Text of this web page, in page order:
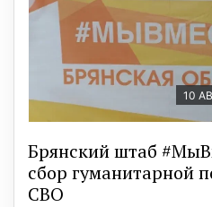
10
Брянский штаб
сбор гуманитарной
СВО